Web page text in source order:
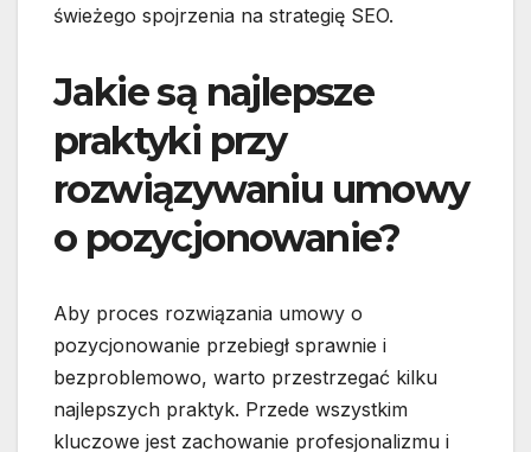
świeżego spojrzenia na strategię SEO.
Jakie są najlepsze
praktyki przy
rozwiązywaniu umowy
o pozycjonowanie?
Aby proces rozwiązania umowy o
pozycjonowanie przebiegł sprawnie i
bezproblemowo, warto przestrzegać kilku
najlepszych praktyk. Przede wszystkim
kluczowe jest zachowanie profesjonalizmu i